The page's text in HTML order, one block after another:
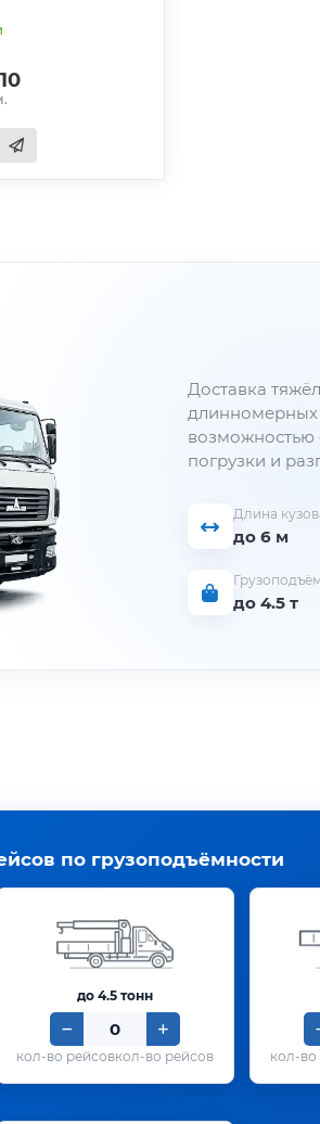
Доставка
длинномерных
возможностью
погрузки и
Длина
до 6 м
до 4.5 т
по грузоподъёмности
до 4.5 тонн
кол-во рейсов